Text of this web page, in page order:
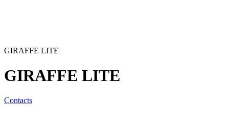
GIRAFFE LITE
GIRAFFE LITE
Contacts